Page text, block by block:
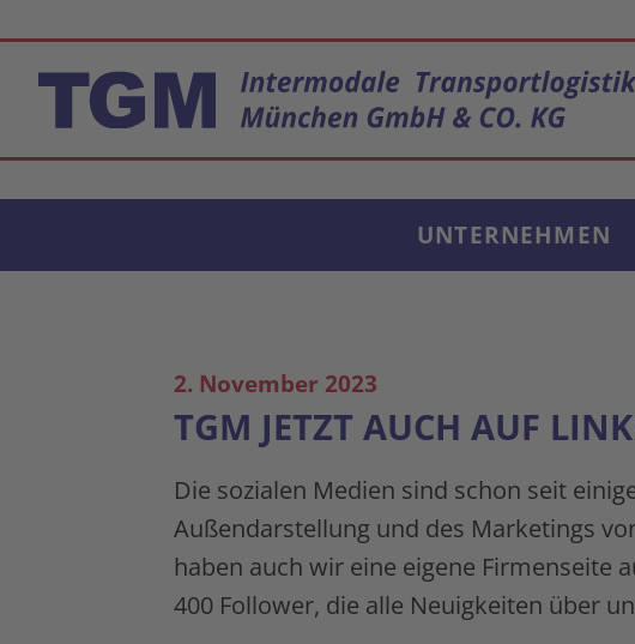
UNTERNEHMEN
2. November 2023
TGM JETZT AUCH AUF
Die sozialen Medien sind schon seit
Außendarstellung und des Marketings
haben auch wir eine eigene Firmenseite
400 Follower, die alle Neuigkeiten über